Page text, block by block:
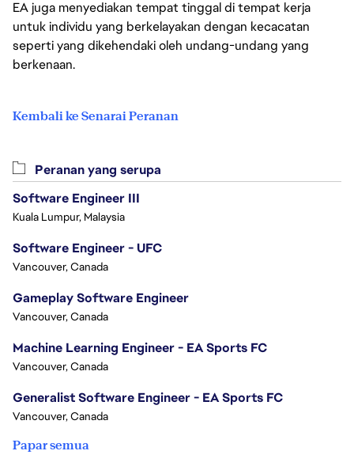
EA juga menyediakan tempat tinggal di tempat kerja
untuk individu yang berkelayakan dengan kecacatan
seperti yang dikehendaki oleh undang-undang yang
berkenaan.
Kembali ke Senarai Peranan
Peranan yang serupa
Software Engineer III
Kuala Lumpur, Malaysia
Software Engineer - UFC
Vancouver, Canada
Gameplay Software Engineer
Vancouver, Canada
Machine Learning Engineer - EA Sports FC
Vancouver, Canada
Generalist Software Engineer - EA Sports FC
Vancouver, Canada
Papar semua